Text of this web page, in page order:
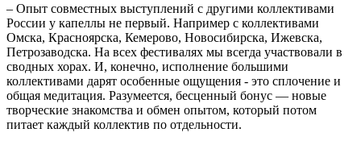
– Опыт совместных выступлений с другими коллективами
России у капеллы не первый. Например с коллективами
Омска, Красноярска, Кемерово, Новосибирска, Ижевска,
Петрозаводска. На всех фестивалях мы всегда участвовали в
сводных хорах. И, конечно, исполнение большими
коллективами дарят особенные ощущения - это сплочение и
общая медитация. Разумеется, бесценный бонус — новые
творческие знакомства и обмен опытом, который потом
питает каждый коллектив по отдельности.